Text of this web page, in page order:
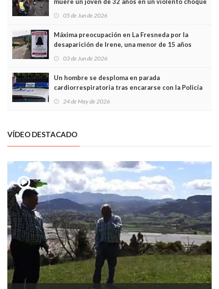
muere un joven de 32 años en un violento choque
frontal
05 de Jun de 2026
Máxima preocupación en La Fresneda por la
desaparición de Irene, una menor de 15 años
03 de Jun de 2026
Un hombre se desploma en parada
cardiorrespiratoria tras encararse con la Policía
Local en Luanco
24 de May de 2026
VÍDEO DESTACADO